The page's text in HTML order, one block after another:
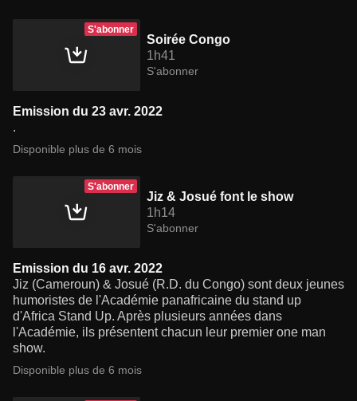
S'abonner
Soirée Congo
1h41
S'abonner
Emission du 23 avr. 2022
.
Disponible plus de 6 mois
S'abonner
Jiz & Josué font le show
1h14
S'abonner
Emission du 16 avr. 2022
Jiz (Cameroun) & Josué (R.D. du Congo) sont deux jeunes
humoristes de l'Académie panafricaine du stand up
d'Africa Stand Up. Après plusieurs années dans
l'Académie, ils présentent chacun leur premier one man
show.
Disponible plus de 6 mois